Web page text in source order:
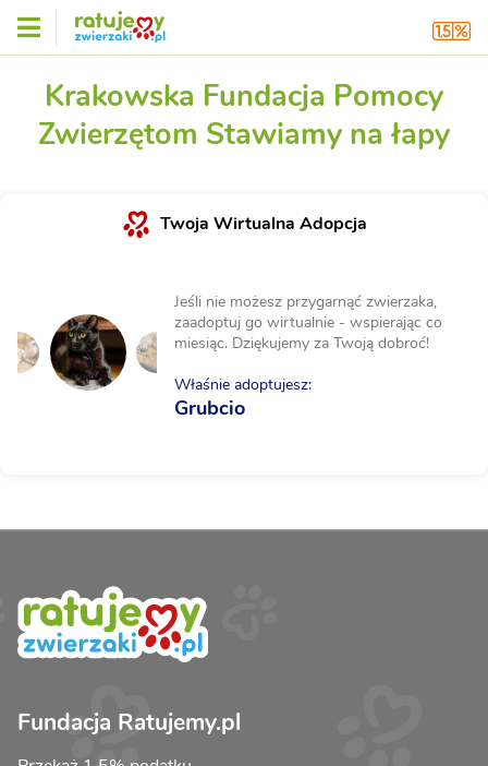
Krakowska Fundacja Pomocy
Zwierzętom Stawiamy na łapy
Twoja Wirtualna Adopcja
Jeśli nie możesz przygarnąć zwierzaka,
zaadoptuj go wirtualnie - wspierając co
miesiąc. Dziękujemy za Twoją dobroć!
Właśnie adoptujesz:
Grubcio
Fundacja Ratujemy.pl